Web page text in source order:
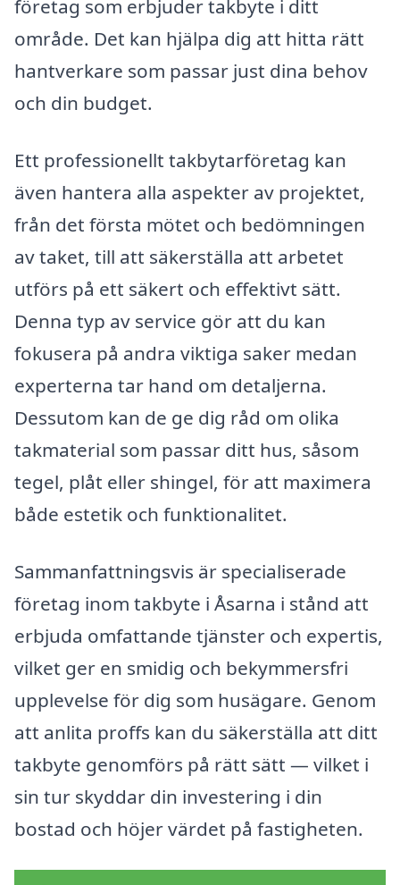
företag som erbjuder takbyte i ditt
område. Det kan hjälpa dig att hitta rätt
hantverkare som passar just dina behov
och din budget.
Ett professionellt takbytarföretag kan
även hantera alla aspekter av projektet,
från det första mötet och bedömningen
av taket, till att säkerställa att arbetet
utförs på ett säkert och effektivt sätt.
Denna typ av service gör att du kan
fokusera på andra viktiga saker medan
experterna tar hand om detaljerna.
Dessutom kan de ge dig råd om olika
takmaterial som passar ditt hus, såsom
tegel, plåt eller shingel, för att maximera
både estetik och funktionalitet.
Sammanfattningsvis är specialiserade
företag inom takbyte i Åsarna i stånd att
erbjuda omfattande tjänster och expertis,
vilket ger en smidig och bekymmersfri
upplevelse för dig som husägare. Genom
att anlita proffs kan du säkerställa att ditt
takbyte genomförs på rätt sätt — vilket i
sin tur skyddar din investering i din
bostad och höjer värdet på fastigheten.